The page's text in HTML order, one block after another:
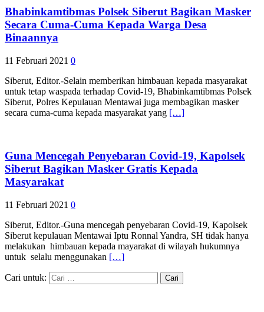
Bhabinkamtibmas Polsek Siberut Bagikan Masker
Secara Cuma-Cuma Kepada Warga Desa
Binaannya
11 Februari 2021 0
Siberut, Editor.-Selain memberikan himbauan kepada masyarakat
untuk tetap waspada terhadap Covid-19, Bhabinkamtibmas Polsek
Siberut, Polres Kepulauan Mentawai juga membagikan masker
secara cuma-cuma kepada masyarakat yang […]
Guna Mencegah Penyebaran Covid-19, Kapolsek
Siberut Bagikan Masker Gratis Kepada
Masyarakat
11 Februari 2021 0
Siberut, Editor.-Guna mencegah penyebaran Covid-19, Kapolsek
Siberut kepulauan Mentawai Iptu Ronnal Yandra, SH tidak hanya
melakukan himbauan kepada mayarakat di wilayah hukumnya
untuk selalu menggunakan […]
Cari untuk: